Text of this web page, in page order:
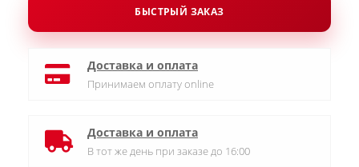
БЫСТРЫЙ ЗАКАЗ
Доставка и оплата
Принимаем оплату online
Доставка и оплата
В тот же день при заказе до 16:00